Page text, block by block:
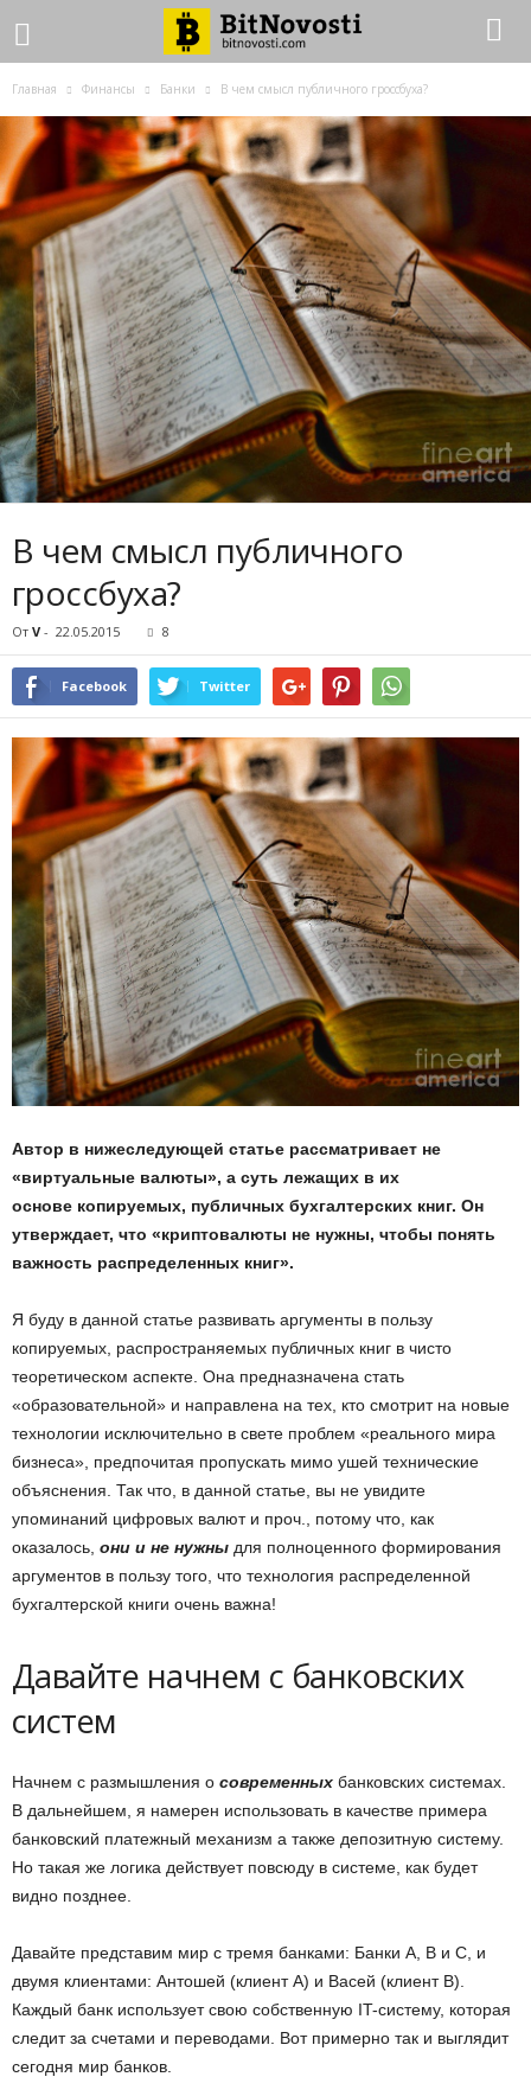
Главная Финансы Банки В чем смысл публичного гроссбуха?
В чем смысл публичного
гроссбуха?
От V - 22.05.2015 8
Facebook Twitter
Автор в нижеследующей статье рассматривает не
«виртуальные валюты», а суть лежащих в их
основе копируемых, публичных бухгалтерских книг. Он
утверждает, что «криптовалюты не нужны, чтобы понять
важность распределенных книг».
Я буду в данной статье развивать аргументы в пользу
копируемых, распространяемых публичных книг в чисто
теоретическом аспекте. Она предназначена стать
«образовательной» и направлена на тех, кто смотрит на новые
технологии исключительно в свете проблем «реального мира
бизнеса», предпочитая пропускать мимо ушей технические
объяснения. Так что, в данной статье, вы не увидите
упоминаний цифровых валют и проч., потому что, как
оказалось, они и не нужны для полноценного формирования
аргументов в пользу того, что технология распределенной
бухгалтерской книги очень важна!
Давайте начнем с банковских
систем
Начнем с размышления о современных банковских системах.
В дальнейшем, я намерен использовать в качестве примера
банковский платежный механизм а также депозитную систему.
Но такая же логика действует повсюду в системе, как будет
видно позднее.
Давайте представим мир с тремя банками: Банки А, B и C, и
двумя клиентами: Антошей (клиент А) и Васей (клиент B).
Каждый банк использует свою собственную IT-систему, которая
следит за счетами и переводами. Вот примерно так и выглядит
сегодня мир банков.